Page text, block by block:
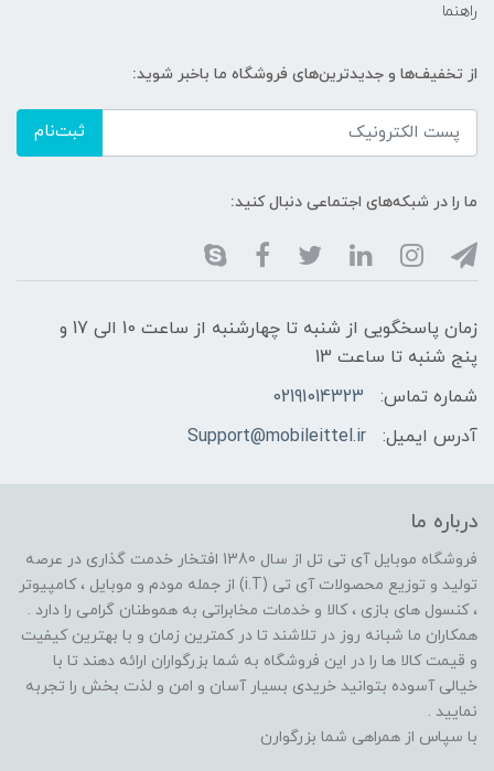
راهنما
از تخفیف‌ها و جدیدترین‌های فروشگاه ما باخبر شوید:
ثبت‌نام
ما را در شبکه‌های اجتماعی دنبال کنید:
زمان پاسخگویی از شنبه تا چهارشنبه از ساعت 10 الی 17 و
پنج شنبه تا ساعت 13
شماره تماس:
02191014323
آدرس ایمیل:
Support@mobileittel.ir
درباره ما
فروشگاه موبایل آی تی تل از سال 1380 افتخار خدمت گذاری در عرصه
تولید و توزیع محصولات آی تی (i.T) از جمله مودم و موبایل ، کامپیوتر
، کنسول های بازی ، کالا و خدمات مخابراتی به هموطنان گرامی را دارد .
همکاران ما شبانه روز در تلاشند تا در کمترین زمان و با بهترین کیفیت
و قیمت کالا ها را در این فروشگاه به شما بزرگواران ارائه دهند تا با
خیالی آسوده بتوانید خریدی بسیار آسان و امن و لذت بخش را تجربه
نمایید .
با سپاس از همراهی شما بزرگوارن